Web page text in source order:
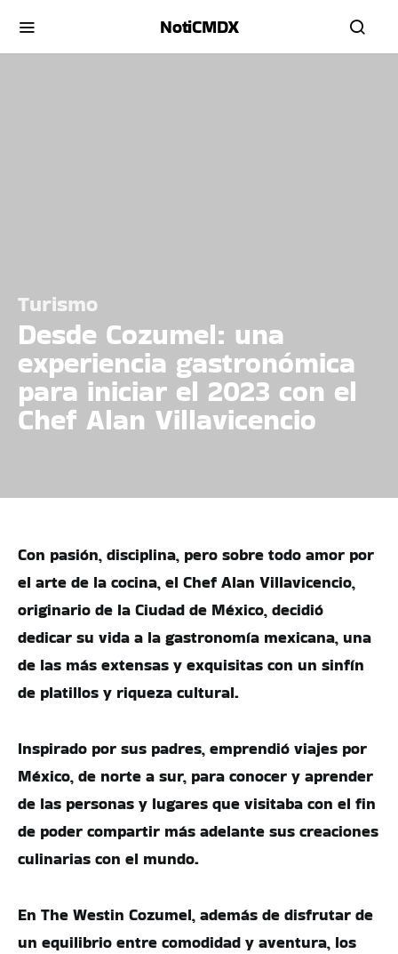
NotiCMDX
Turismo
Desde Cozumel: una
experiencia gastronómica
para iniciar el 2023 con el
Chef Alan Villavicencio
Con pasión, disciplina, pero sobre todo amor por
el arte de la cocina, el Chef Alan Villavicencio,
originario de la Ciudad de México, decidió
dedicar su vida a la gastronomía mexicana, una
de las más extensas y exquisitas con un sinfín
de platillos y riqueza cultural.
Inspirado por sus padres, emprendió viajes por
México, de norte a sur, para conocer y aprender
de las personas y lugares que visitaba con el fin
de poder compartir más adelante sus creaciones
culinarias con el mundo.
En The Westin Cozumel, además de disfrutar de
un equilibrio entre comodidad y aventura, los